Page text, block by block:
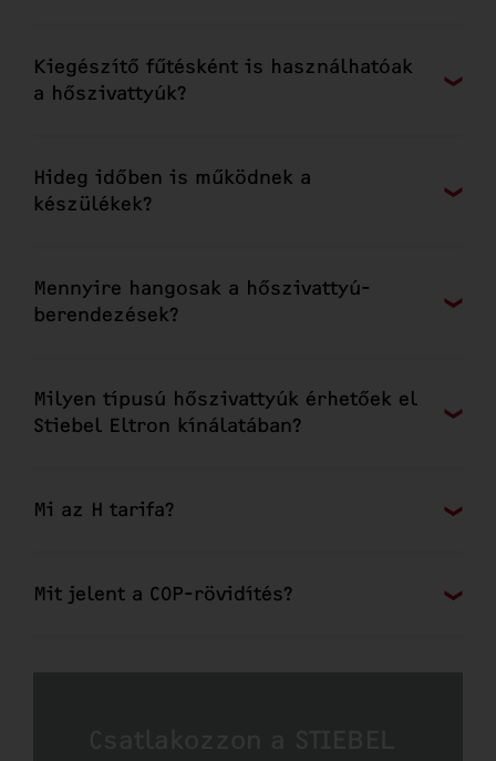
Kiegészítő fűtésként is használhatóak
a hőszivattyúk?
Hideg időben is működnek a
készülékek?
Mennyire hangosak a hőszivattyú-
berendezések?
Milyen típusú hőszivattyúk érhetőek el
Stiebel Eltron kínálatában?
Mi az H tarifa?
Mit jelent a COP-rövidítés?